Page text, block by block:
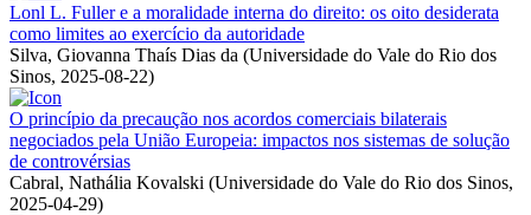
Lonl L. Fuller e a moralidade interna do direito: os oito desiderata
como limites ao exercício da autoridade
Silva, Giovanna Thaís Dias da (Universidade do Vale do Rio dos
Sinos, 2025-08-22)
O princípio da precaução nos acordos comerciais bilaterais
negociados pela União Europeia: impactos nos sistemas de solução
de controvérsias
Cabral, Nathália Kovalski (Universidade do Vale do Rio dos Sinos,
2025-04-29)